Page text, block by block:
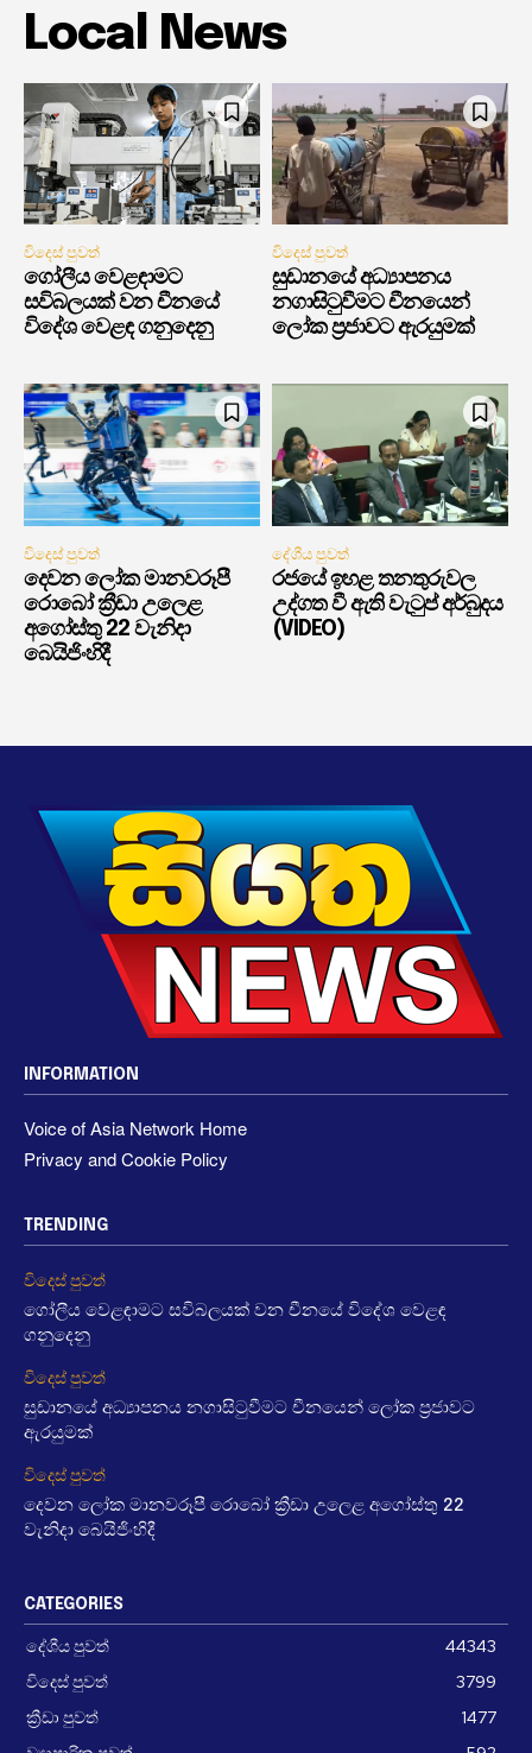
Local News
විදෙස් පුවත්
ගෝලීය වෙළඳාමට
සවිබලයක් වන චීනයේ
විදේශ වෙළඳ ගනුදෙනු
විදෙස් පුවත්
සුඩානයේ අධ්‍යාපනය
නගාසිටුවීමට චීනයෙන්
ලෝක ප්‍රජාවට ඇරයුමක්
විදෙස් පුවත්
දෙවන ලෝක මානවරූපී
රොබෝ ක්‍රීඩා උලෙළ
අගෝස්තු 22 වැනිදා
බෙයිජිංහිදී
දේශීය පුවත්
රජයේ ඉහළ තනතුරුවල
උද්ගත වී ඇති වැටුප් අර්බුදය
(VIDEO)
INFORMATION
Voice of Asia Network Home
Privacy and Cookie Policy
TRENDING
විදෙස් පුවත්
ගෝලීය වෙළඳාමට සවිබලයක් වන චීනයේ විදේශ වෙළඳ
ගනුදෙනු
විදෙස් පුවත්
සුඩානයේ අධ්‍යාපනය නගාසිටුවීමට චීනයෙන් ලෝක ප්‍රජාවට
ඇරයුමක්
විදෙස් පුවත්
දෙවන ලෝක මානවරූපී රොබෝ ක්‍රීඩා උලෙළ අගෝස්තු 22
වැනිදා බෙයිජිංහිදී
CATEGORIES
දේශීය පුවත්
44343
විදෙස් පුවත්
3799
ක්‍රීඩා පුවත්
1477